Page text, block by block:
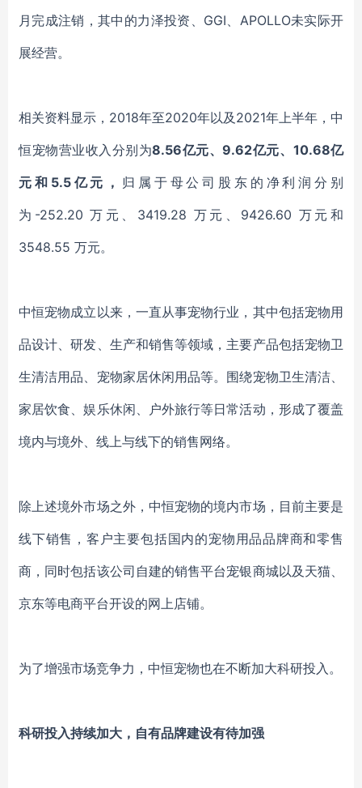
月完成注销 ，其中 的力泽投资、 GGI、APOLLO未实际开
展经营。
相关资料显示， 2018年至2020年以及2021年上半年， 中
恒宠物营业收入分别为8.56亿元、9.62亿元、 10.68亿
元和 5.5亿元， 归属于母公司股东的净利润分别
为 -252.20 万元、3419.28 万元、9426.60 万元和
3548.55 万元。
中恒宠物成立以来， 一直从事宠物行业， 其中包括宠物用
品设计、研发、生产和销售等领域 ，主要产品包括宠物卫
生清洁用品、宠物家居休闲用品等。围绕宠物卫生清洁、
家居饮食、娱乐休闲、户外旅行等日常活动， 形成了覆盖
境内与境外、线上与线下的销售网络。
除上述境外市场之外， 中恒宠物的境内市场，目前主要是
线下销售，客户主要包括国内的宠物用品品牌商和零售
商 ， 同时包括该公司自建的销售平台宠银商城以 及天猫、
京东等电商平台开设的网上店铺。
为了增强市场竞争力，中恒宠物也在不断加大科研投入。
科研投入持续加大，自有品牌建设有待加强